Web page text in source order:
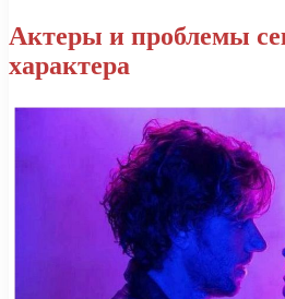
Актеры и проблемы
характера